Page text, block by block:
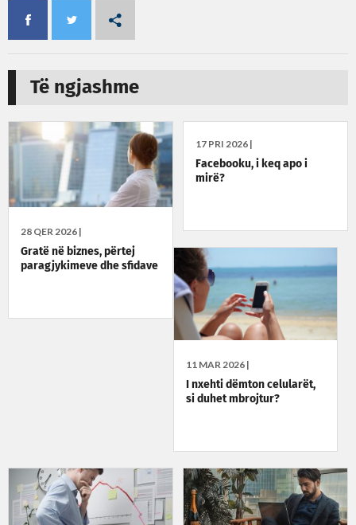
Të ngjashme
28 QER 2026 |
Gratë në biznes, përtej
paragjykimeve dhe sfidave
17 PRI 2026 |
Facebooku, i keq apo i
mirë?
11 MAR 2026 |
I nxehti dëmton celularët,
si duhet mbrojtur?